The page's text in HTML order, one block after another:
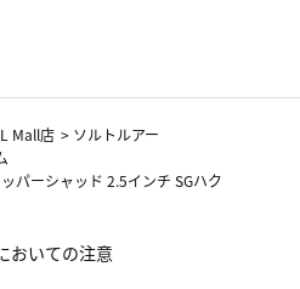
Mall店 > ソルトルアー
パーシャッド 2.5インチ SGハク
おいての注意